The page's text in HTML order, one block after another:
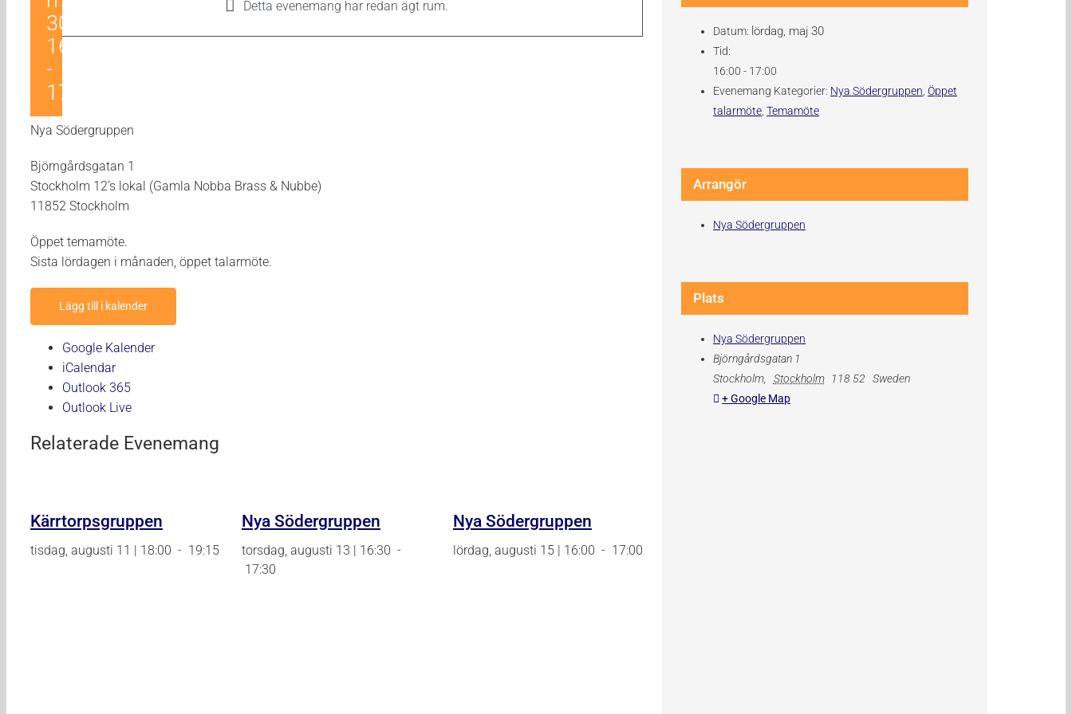
Detta evenemang har redan ägt rum.
30 |
16:00
-
17:00
Nya Södergruppen
Björngårdsgatan 1
Stockholm 12’s lokal (Gamla Nobba Brass & Nubbe)
11852 Stockholm
Öppet temamöte.
Sista lördagen i månaden, öppet talarmöte.
Lägg till i kalender
Google Kalender
iCalendar
Outlook 365
Outlook Live
Relaterade Evenemang
Kärrtorpsgruppen
tisdag, augusti 11 | 18:00 - 19:15
Nya Södergruppen
torsdag, augusti 13 | 16:30 -
17:30
Nya Södergruppen
lördag, augusti 15 | 16:00 - 17:00
Datum: lördag, maj 30
Tid:
16:00 - 17:00
Evenemang Kategorier: Nya Södergruppen Öppet
talarmöte Temamöte
Arrangör
Nya Södergruppen
Plats
Nya Södergruppen
Björngårdsgatan 1
Stockholm
Stockholm 118 52
Sweden
+ Google Map